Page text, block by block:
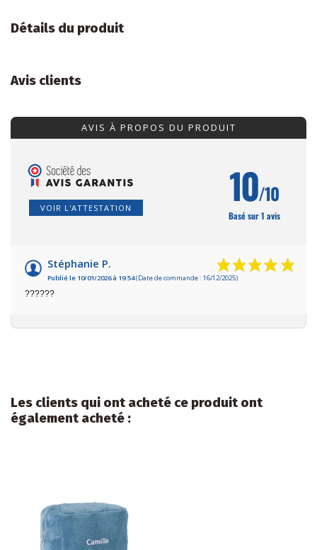
Détails du produit
Avis clients
AVIS À PROPOS DU PRODUIT
VOIR L'ATTESTATION 10/10
Basé sur 1 avis
Stéphanie P.
Publié le 10/01/2026 à 19:54(Date de commande : 16/12/2025)
??????
Les clients qui ont acheté ce produit ont
également acheté :